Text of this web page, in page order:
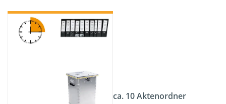
ca. 10 Aktenordner